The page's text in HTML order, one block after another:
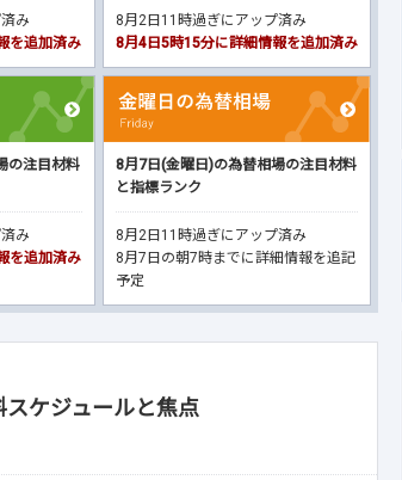
み
を追加済み
8月2日11時過ぎにアップ済み
8月4日5時15分に詳細情報を追加済み
の注目材料
み
を追加済み
8月7日(金曜日)の為替相場の注目材料
と指標ランク
8月2日11時過ぎにアップ済み
8月7日の朝7時までに詳細情報を追記
予定
スケジュールと焦点